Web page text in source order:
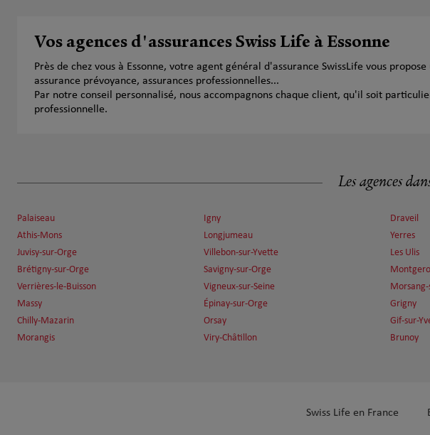
3 BOULEVARD THOMAS GOBERT
91120 PALAISEAU
Fermé actuellement
Numéro Voir plus
Vos agences d'assurances Swiss Life à Essonne
Près de chez vous à Essonne, votre agent général d'assurance SwissLife vous
assurance prévoyance, assurances professionnelles...
Par notre conseil personnalisé, nous accompagnons chaque client, qu'il soit
professionnelle.
Les agences
Palaiseau
Athis-Mons
Juvisy-sur-Orge
Brétigny-sur-Orge
Verrières-le-Buisson
Massy
Chilly-Mazarin
Morangis
Igny
Longjumeau
Villebon-sur-Yvette
Savigny-sur-Orge
Vigneux-sur-Seine
Épinay-sur-Orge
Orsay
Viry-Châtillon
Draveil
Yerres
Les Ulis
Grigny
Gif-sur-
Brunoy
Swiss Life en France